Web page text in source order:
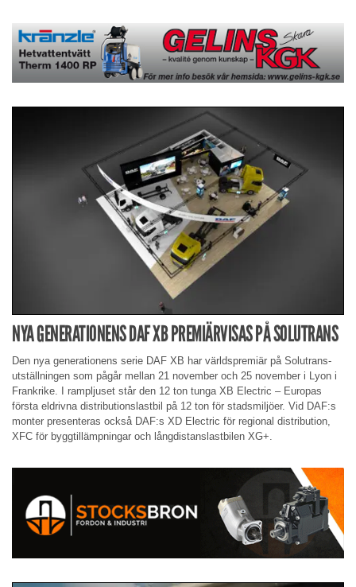
NYA GENERATIONENS DAF XB PREMIÄRVISAS PÅ SOLUTRANS
Den nya generationens serie DAF XB har världspremiär på Solutrans-
utställningen som pågår mellan 21 november och 25 november i Lyon i
Frankrike. I rampljuset står den 12 ton tunga XB Electric – Europas
första eldrivna distributionslastbil på 12 ton för stadsmiljöer. Vid DAF:s
monter presenteras också DAF:s XD Electric för regional distribution,
XFC för byggtillämpningar och långdistanslastbilen XG+.